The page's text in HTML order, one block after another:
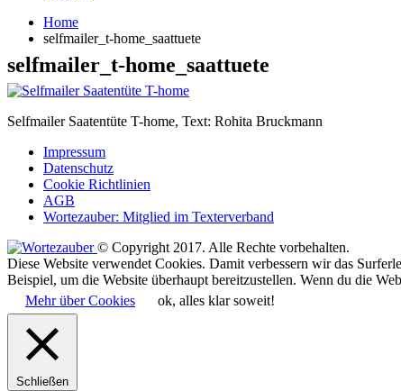
Home
selfmailer_t-home_saattuete
selfmailer_t-home_saattuete
Selfmailer Saatentüte T-home, Text: Rohita Bruckmann
Impressum
Datenschutz
Cookie Richtlinien
AGB
Wortezauber: Mitglied im Texterverband
© Copyright 2017. Alle Rechte vorbehalten.
Diese Website verwendet Cookies. Damit verbessern wir das
Beispiel, um die Website überhaupt bereitzustellen. Wenn du die
Mehr über Cookies
ok, alles klar soweit!
Schließen